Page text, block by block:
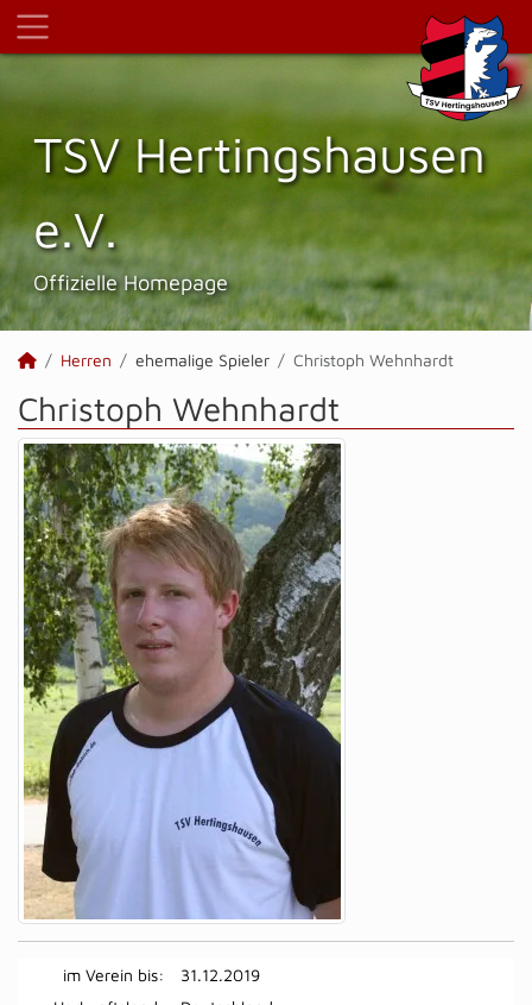
TSV Hertings­hausen
e.V.
Offizielle Homepage
Herren ehemalige Spieler Christoph Wehnhardt
Christoph Wehnhardt
im Verein bis:
31.12.2019